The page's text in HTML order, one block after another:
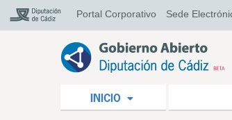
Portal Corporativo Sede
INICIO